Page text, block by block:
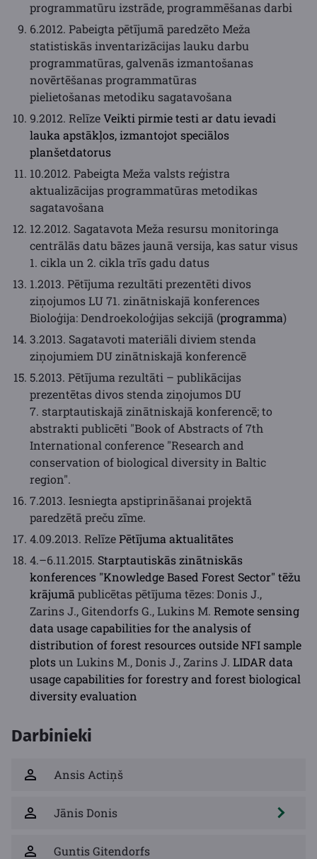
programmatūru izstrāde, programmēšanas darbi
6.2012. Pabeigta pētījumā paredzēto Meža
statistiskās inventarizācijas lauku darbu
programmatūras, galvenās izmantošanas
novērtēšanas programmatūras
pielietošanas metodiku sagatavošana
9.2012. RelīzeVeikti pirmie testi ar datu ievadi
lauka apstākļos, izmantojot speciālos
planšetdatorus
10.2012. Pabeigta Meža valsts reģistra
aktualizācijas programmatūras metodikas
sagatavošana
12.2012. Sagatavota Meža resursu monitoringa
centrālās datu bāzes jaunā versija, kas satur visus
1. cikla un 2. cikla trīs gadu datus
1.2013. Pētījuma rezultāti prezentēti divos
ziņojumos LU 71. zinātniskajā konferences
Bioloģija: Dendroekoloģijas sekcijā (programma)
3.2013. Sagatavoti materiāli diviem stenda
ziņojumiem DU zinātniskajā konferencē
5.2013. Pētījuma rezultāti – publikācijas
prezentētas divos stenda ziņojumos DU
7. starptautiskajā zinātniskajā konferencē; to
abstrakti publicēti "Book of Abstracts of 7th
International conference "Research and
conservation of biological diversity in Baltic
region".
7.2013. Iesniegta apstiprināšanai projektā
paredzētā preču zīme.
4.09.2013. RelīzePētījuma aktualitātes
4.–6.11.2015. Starptautiskās zinātniskās
konferences "Knowledge Based Forest Sector" tēžu
krājumā publicētas pētījuma tēzes: Donis J.,
Zarins J., Gitendorfs G., Lukins M. Remote sensing
data usage capabilities for the analysis of
distribution of forest resources outside NFI sample
plotsun Lukins M., Donis J., Zarins J. LIDAR data
usage capabilities for forestry and forest biological
diversity evaluation
Darbinieki
Ansis Actiņš
Jānis Donis
Guntis Gitendorfs